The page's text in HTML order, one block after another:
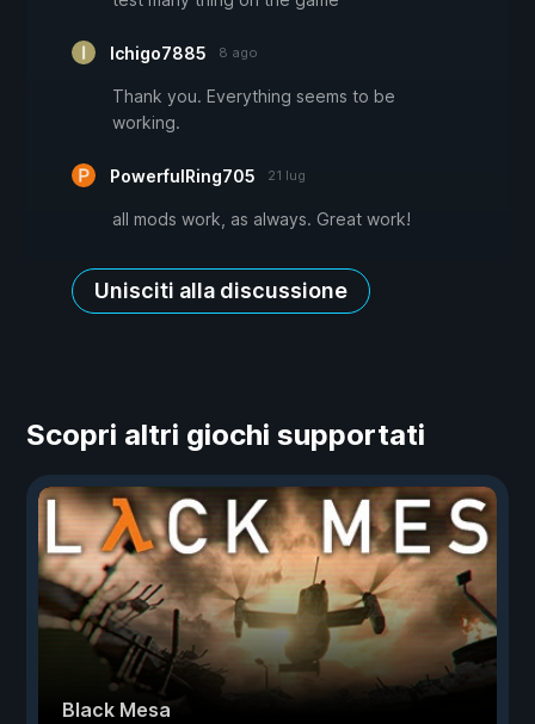
Ichigo7885 8 ago
Thank you. Everything seems to be
working.
PowerfulRing705 21 lug
all mods work, as always. Great work!
Unisciti alla discussione
Scopri altri giochi supportati
Black Mesa